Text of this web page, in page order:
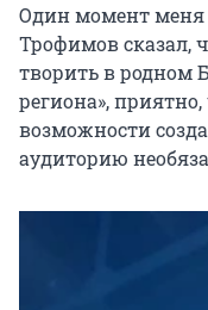
Один момент меня
Трофимов сказал,
творить в родном
региона»,
возможности
аудиторию